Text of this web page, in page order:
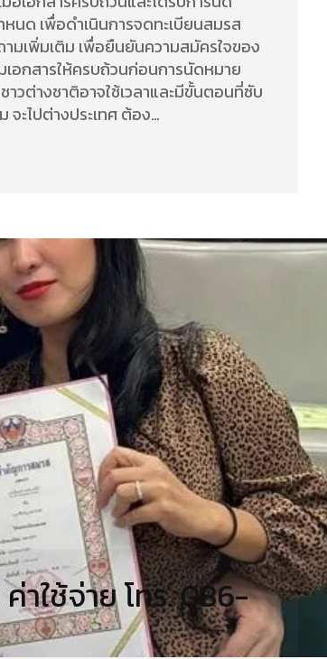
นด เพื่อดำเนินการจดทะเบียนสมรส
เพิ่มเติม เพื่อยืนยันความสมัครใจของ
อกสารให้ครบถ้วนก่อนการนัดหมาย
วต่างชาติอาจใช้เวลาและมีขั้นตอนที่ซับ
ะไปต่างประเทศ ต้อง…
าใช้จ่าย โทร. 086-